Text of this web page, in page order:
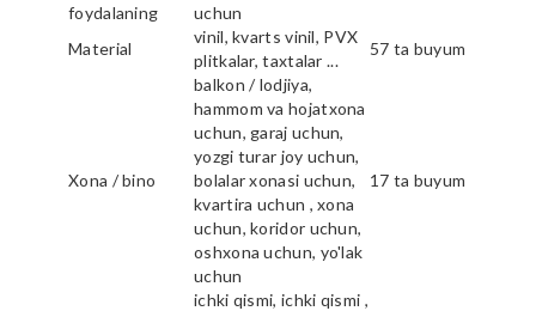
foydalaning
uchun
Material
vinil, kvarts vinil, PVX
plitkalar, taxtalar ...
57 ta buyum
Xona / bino
balkon / lodjiya,
hammom va hojatxona
uchun, garaj uchun,
yozgi turar joy uchun,
bolalar xonasi uchun,
kvartira uchun , xona
uchun, koridor uchun,
oshxona uchun, yo'lak
uchun
17 ta buyum
ichki qismi, ichki qismi ,